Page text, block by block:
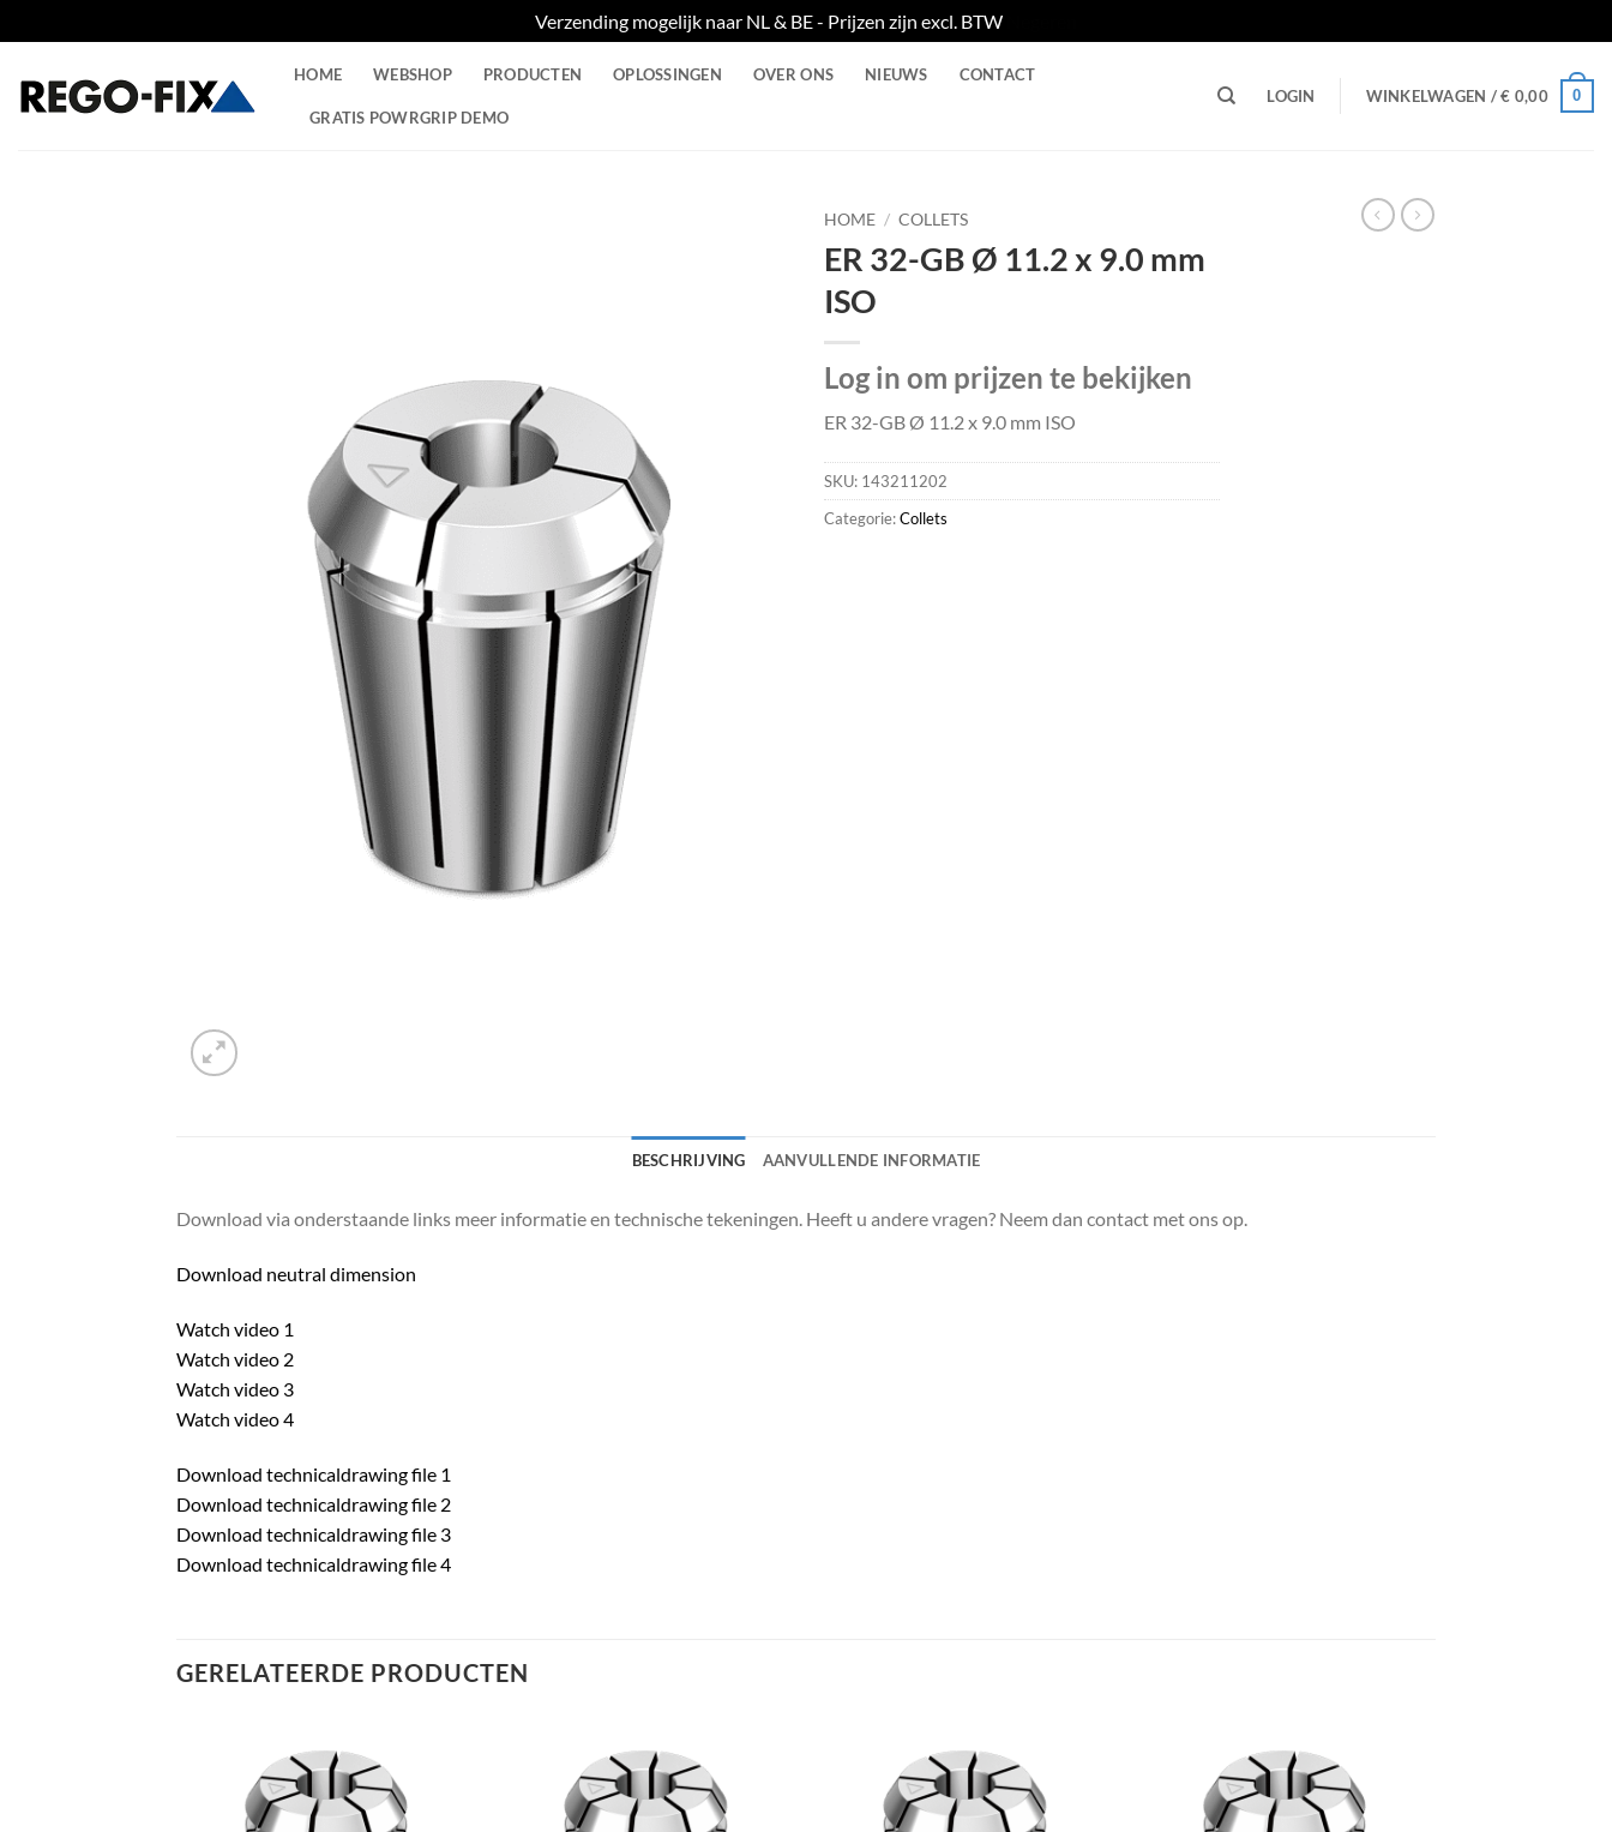
Verzending mogelijk naar NL & BE - Prijzen zijn excl. BTW
naar
inhoud
HOME WEBSHOP PRODUCTEN OPLOSSINGEN OVER ONS NIEUWS CONTACT
GRATIS POWRGRIP DEMO
LOGIN WINKELWAGEN /€ 0,00 0
HOME / COLLETS
ER 32-GB Ø 11.2 x 9.0 mm
ISO
Log in om prijzen te bekijken
ER 32-GB Ø 11.2 x 9.0 mm ISO
SKU: 143211202
Categorie:Collets
BESCHRIJVING AANVULLENDE INFORMATIE
Download via onderstaande links meer informatie en technische tekeningen. Heeft u andere vragen? Neem dan contact met ons op.
Download neutral dimension
Watch video 1
Watch video 2
Watch video 3
Watch video 4
Download technicaldrawing file 1
Download technicaldrawing file 2
Download technicaldrawing file 3
Download technicaldrawing file 4
GERELATEERDE PRODUCTEN